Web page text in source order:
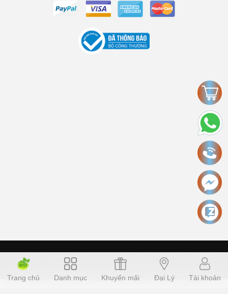
Copyright © 2006 Ecokinhbac.com Alright reversed. Designed
ecokinhbac.com
Cung cấp bởi Sapo
Trang chủ
Danh mục Khuyến mãi Đại Lý Tài khoản